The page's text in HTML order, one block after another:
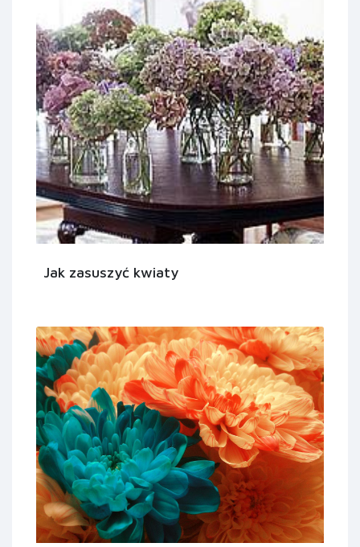
Jak zasuszyć kwiaty